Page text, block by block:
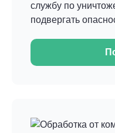
службу по
подвергать